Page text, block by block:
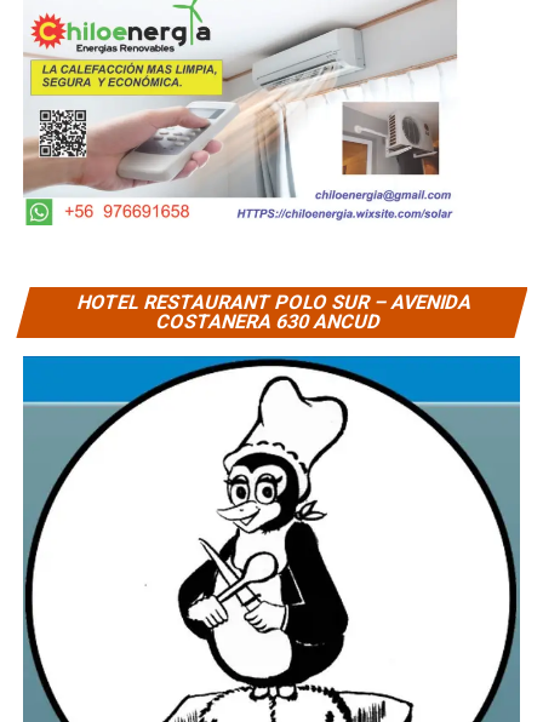
HOTEL RESTAURANT POLO SUR – AVENIDA
COSTANERA 630 ANCUD